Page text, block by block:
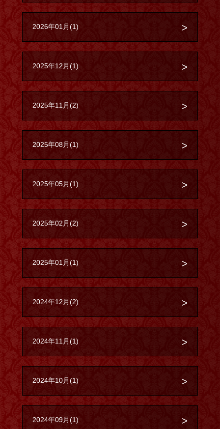
2026年01月(1)
2025年12月(1)
2025年11月(2)
2025年08月(1)
2025年05月(1)
2025年02月(2)
2025年01月(1)
2024年12月(2)
2024年11月(1)
2024年10月(1)
2024年09月(1)